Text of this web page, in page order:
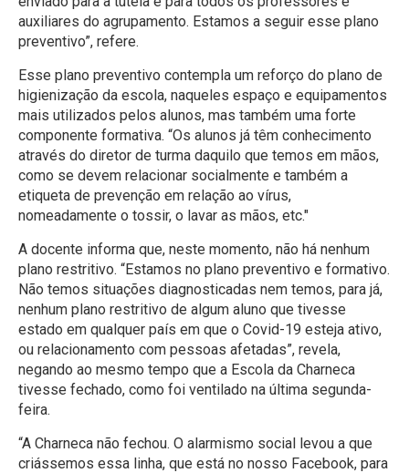
auxiliares do agrupamento. Estamos a seguir esse plano
preventivo”, refere.
Esse plano preventivo contempla um reforço do plano de
higienização da escola, naqueles espaço e equipamentos
mais utilizados pelos alunos, mas também uma forte
componente formativa. “Os alunos já têm conhecimento
através do diretor de turma daquilo que temos em mãos,
como se devem relacionar socialmente e também a
etiqueta de prevenção em relação ao vírus,
nomeadamente o tossir, o lavar as mãos, etc."
A docente informa que, neste momento, não há nenhum
plano restritivo. “Estamos no plano preventivo e formativo.
Não temos situações diagnosticadas nem temos, para já,
nenhum plano restritivo de algum aluno que tivesse
estado em qualquer país em que o Covid-19 esteja ativo,
ou relacionamento com pessoas afetadas”, revela,
negando ao mesmo tempo que a Escola da Charneca
tivesse fechado, como foi ventilado na última segunda-
feira.
“A Charneca não fechou. O alarmismo social levou a que
criássemos essa linha, que está no nosso Facebook, para